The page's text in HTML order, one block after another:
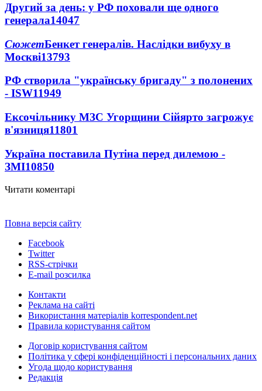
Другий за день: у РФ поховали ще одного
генерала14047
СюжетБенкет генералів. Наслідки вибуху в
Москві13793
РФ створила "українську бригаду" з полонених
- ISW11949
Ексочільнику МЗС Угорщини Сійярто загрожує
в'язниця11801
Україна поставила Путіна перед дилемою -
ЗМІ10850
Читати коментарі
Повна версія сайту
Facebook
Twitter
RSS-стрічки
E-mail розсилка
Контакти
Реклама на сайті
Використання матеріалів korrespondent.net
Правила користування сайтом
Договір користування сайтом
Політика у сфері конфіденційності і персональних даних
Угода щодо користування
Редакція